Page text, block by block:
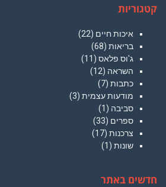
קטגוריות
איכות חיים (22)
בריאות (68)
ג'וס פלאס (11)
השראה (12)
כתבות (7)
מודעות עצמית (3)
סביבה (1)
ספרים (33)
צרכנות (17)
שונות (1)
חדשים באתר